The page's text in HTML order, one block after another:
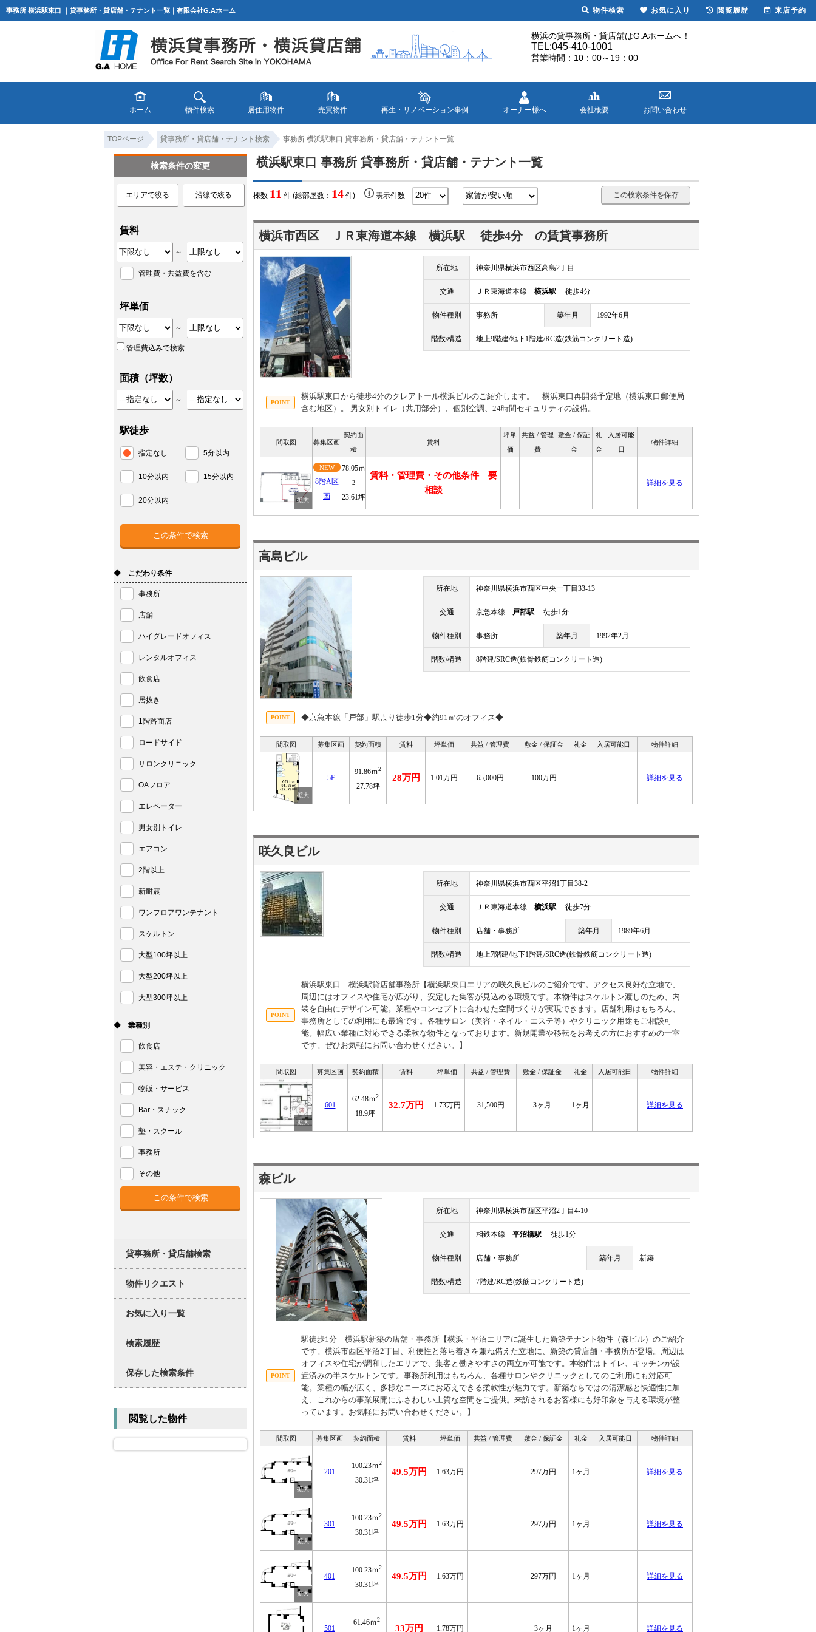
事務所 横浜駅東口 ｜貸事務所・貸店舗・テナント一覧｜有限会社G.Aホーム
横浜の貸事務所・貸店舗はG.Aホームへ！
TEL:045-410-1001
営業時間：10：00～19：00
ホーム 物件検索 居住用物件 売買物件 再生・リノベーション事例 オーナー様へ 会社概要 お問い合わせ
TOPページ 貸事務所・貸店舗・テナント検索 事務所 横浜駅東口 貸事務所・貸店舗・テナント一覧
横浜駅東口 事務所 貸事務所・貸店舗・テナント一覧
棟数 11 件 (総部屋数： 14 件) 表示件数 この検索条件を保存
横浜市西区 ＪＲ東海道本線 横浜駅 徒歩4分 の賃貸事務所
所在地 神奈川県横浜市西区高島2丁目
交通 ＪＲ東海道本線 横浜駅 徒歩4分
物件種別 事務所 築年月 1992年6月
階数/構造 地上9階建/地下1階建/RC造(鉄筋コンクリート造)
横浜駅東口から徒歩4分のクレアトール横浜ビルのご紹介します。 横浜東口再開発予定地（横浜東口郵便局
含む地区）。 男女別トイレ（共用部分）、個別空調、24時間セキュリティの設備。
間取図 募集区画
契約面
積
賃料
坪単
価
共益 / 管理
費
敷金 / 保証
金
礼
金
入居可能
日
物件詳細
NEW
8階A区
画
78.05ｍ
2
23.61坪
賃料・管理費・その他条件 要
相談
詳細を見る
高島ビル
所在地 神奈川県横浜市西区中央一丁目33-13
交通 京急本線 戸部駅 徒歩1分
物件種別 事務所 築年月 1992年2月
階数/構造 8階建/SRC造(鉄骨鉄筋コンクリート造)
◆京急本線「戸部」駅より徒歩1分◆約91㎡のオフィス◆
間取図 募集区画 契約面積 賃料 坪単価 共益 / 管理費 敷金 / 保証金 礼金 入居可能日 物件詳細
5F
91.86ｍ2
27.78坪
28万円 1.01万円 65,000円 100万円 詳細を見る
咲久良ビル
所在地 神奈川県横浜市西区平沼1丁目38-2
交通 ＪＲ東海道本線 横浜駅 徒歩7分
物件種別 店舗・事務所 築年月 1989年6月
階数/構造 地上7階建/地下1階建/SRC造(鉄骨鉄筋コンクリート造)
横浜駅東口 横浜駅貸店舗事務所【横浜駅東口エリアの咲久良ビルのご紹介です。アクセス良好な立地で、
周辺にはオフィスや住宅が広がり、安定した集客が見込める環境です。本物件はスケルトン渡しのため、内
装を自由にデザイン可能。業種やコンセプトに合わせた空間づくりが実現できます。店舗利用はもちろん、
事務所としての利用にも最適です。各種サロン（美容・ネイル・エステ等）やクリニック用途もご相談可
能。幅広い業種に対応できる柔軟な物件となっております。新規開業や移転をお考えの方におすすめの一室
です。ぜひお気軽にお問い合わせください。】
間取図 募集区画 契約面積 賃料 坪単価 共益 / 管理費 敷金 / 保証金 礼金 入居可能日 物件詳細
601
62.48ｍ2
18.9坪
32.7万円 1.73万円 31,500円 3ヶ月 1ヶ月 詳細を見る
森ビル
所在地 神奈川県横浜市西区平沼2丁目4-10
交通 相鉄本線 平沼橋駅 徒歩1分
物件種別 店舗・事務所 築年月 新築
階数/構造 7階建/RC造(鉄筋コンクリート造)
駅徒歩1分 横浜駅新築の店舗・事務所【横浜・平沼エリアに誕生した新築テナント物件（森ビル）のご紹介
です。横浜市西区平沼2丁目、利便性と落ち着きを兼ね備えた立地に、新築の貸店舗・事務所が登場。周辺は
オフィスや住宅が調和したエリアで、集客と働きやすさの両立が可能です。本物件はトイレ、キッチンが設
置済みの半スケルトンです。事務所利用はもちろん、各種サロンやクリニックとしてのご利用にも対応可
能。業種の幅が広く、多様なニーズにお応えできる柔軟性が魅力です。新築ならではの清潔感と快適性に加
え、これからの事業展開にふさわしい上質な空間をご提供。来訪されるお客様にも好印象を与える環境が整
っています。お気軽にお問い合わせください。】
間取図 募集区画 契約面積 賃料 坪単価 共益 / 管理費 敷金 / 保証金 礼金 入居可能日 物件詳細
201
100.23ｍ2
30.31坪
49.5万円 1.63万円 297万円 1ヶ月 詳細を見る
301
100.23ｍ2
30.31坪
49.5万円 1.63万円 297万円 1ヶ月 詳細を見る
401
100.23ｍ2
30.31坪
49.5万円 1.63万円 297万円 1ヶ月 詳細を見る
501
61.46ｍ2
33万円 1.78万円 3ヶ月 1ヶ月 詳細を見る
検索条件の変更
エリアで絞る 沿線で絞る
賃料
～
管理費・共益費を含む
坪単価
～
管理費込みで検索
面積（坪数）
～
駅徒歩
指定なし 5分以内
10分以内 15分以内
20分以内
◆ こだわり条件
事務所
店舗
ハイグレードオフィス
レンタルオフィス
飲食店
居抜き
1階路面店
ロードサイド
サロンクリニック
OAフロア
エレベーター
男女別トイレ
エアコン
2階以上
新耐震
ワンフロアワンテナント
スケルトン
大型100坪以上
大型200坪以上
大型300坪以上
◆ 業種別
飲食店
美容・エステ・クリニック
物販・サービス
Bar・スナック
塾・スクール
事務所
その他
貸事務所・貸店舗検索
物件リクエスト
お気に入り一覧
検索履歴
保存した検索条件
閲覧した物件
物件検索 お気に入り 閲覧履歴 来店予約